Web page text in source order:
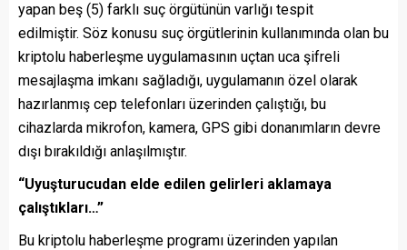
yapan beş (5) farklı suç örgütünün varlığı tespit
edilmiştir. Söz konusu suç örgütlerinin kullanımında olan bu
kriptolu haberleşme uygulamasının uçtan uca şifreli
mesajlaşma imkanı sağladığı, uygulamanın özel olarak
hazırlanmış cep telefonları üzerinden çalıştığı, bu
cihazlarda mikrofon, kamera, GPS gibi donanımların devre
dışı bırakıldığı anlaşılmıştır.
“Uyuşturucudan elde edilen gelirleri aklamaya
çalıştıkları…”
Bu kriptolu haberleşme programı üzerinden yapılan